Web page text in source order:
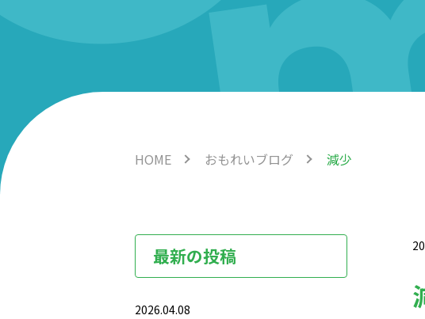
HOME おもれいブログ 減少
最新の投稿
2026.04.08